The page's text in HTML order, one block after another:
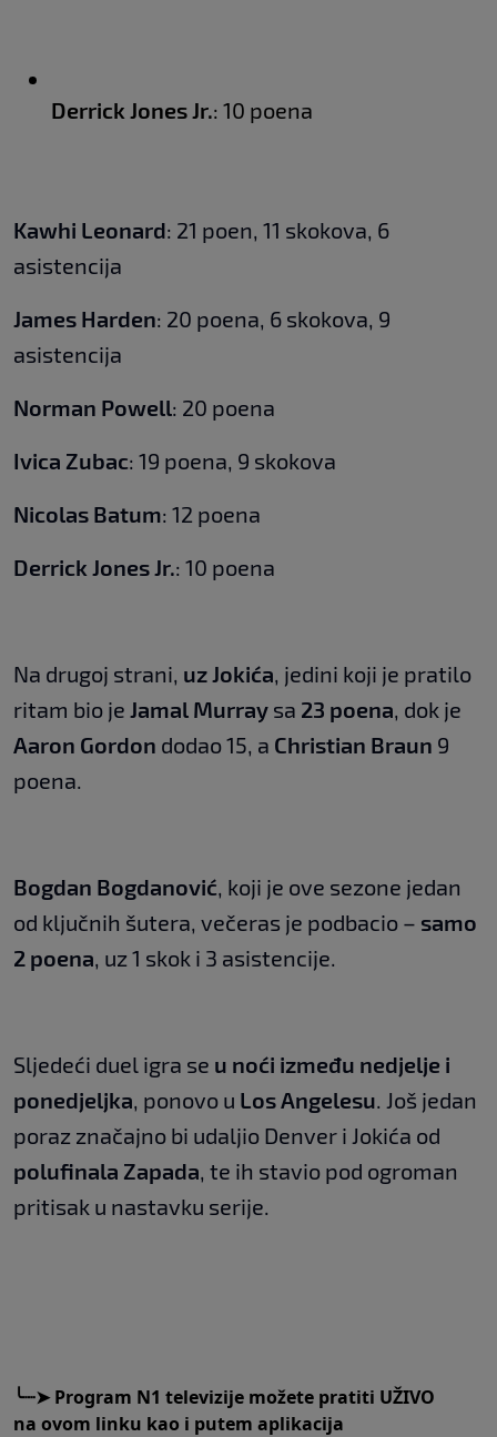
Derrick Jones Jr.: 10 poena
Kawhi Leonard: 21 poen, 11 skokova, 6
asistencija
James Harden: 20 poena, 6 skokova, 9
asistencija
Norman Powell: 20 poena
Ivica Zubac: 19 poena, 9 skokova
Nicolas Batum: 12 poena
Derrick Jones Jr.: 10 poena
Na drugoj strani, uz Jokića, jedini koji je pratilo
ritam bio je Jamal Murray sa 23 poena, dok je
Aaron Gordon dodao 15, a Christian Braun 9
poena.
Bogdan Bogdanović, koji je ove sezone jedan
od ključnih šutera, večeras je podbacio – samo
2 poena, uz 1 skok i 3 asistencije.
Sljedeći duel igra se u noći između nedjelje i
ponedjeljka, ponovo u Los Angelesu. Još jedan
poraz značajno bi udaljio Denver i Jokića od
polufinala Zapada, te ih stavio pod ogroman
pritisak u nastavku serije.
╰┈➤Program N1 televizije možete pratiti UŽIVO
na ovom linku kao i putem aplikacija